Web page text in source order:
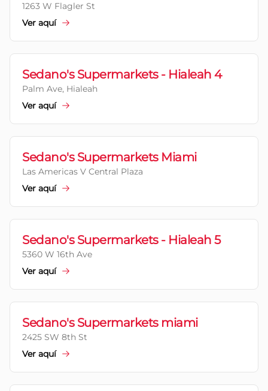
1263 W Flagler St
Ver aquí
Sedano's Supermarkets - Hialeah 4
Palm Ave, Hialeah
Ver aquí
Sedano's Supermarkets Miami
Las Americas V Central Plaza
Ver aquí
Sedano's Supermarkets - Hialeah 5
5360 W 16th Ave
Ver aquí
Sedano's Supermarkets miami
2425 SW 8th St
Ver aquí